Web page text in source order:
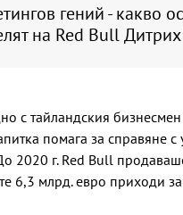
гений - какво
на Red Bull
с тайландския
помага за справяне с
2020 г. Red Bull
6,3 млрд. евро приходи